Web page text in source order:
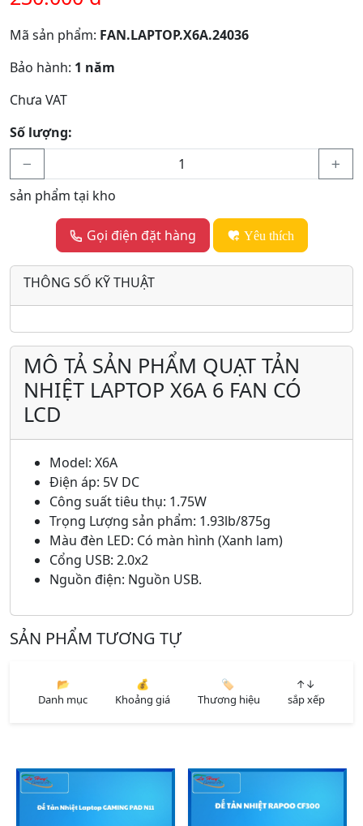
Mã sản phẩm: FAN.LAPTOP.X6A.24036
Bảo hành: 1 năm
Chưa VAT
Số lượng:
sản phẩm tại kho
Gọi điện đặt hàng Yêu thích
THÔNG SỐ KỸ THUẬT
MÔ TẢ SẢN PHẨM QUẠT TẢN
NHIỆT LAPTOP X6A 6 FAN CÓ
LCD
Model: X6A
Điện áp: 5V DC
Công suất tiêu thụ: 1.75W
Trọng Lượng sản phẩm: 1.93lb/875g
Màu đèn LED: Có màn hình (Xanh lam)
Cổng USB: 2.0x2
Nguồn điện: Nguồn USB.
SẢN PHẨM TƯƠNG TỰ
📂
Danh mục
💰
Khoảng giá
🏷️
Thương hiệu
↑↓
sắp xếp